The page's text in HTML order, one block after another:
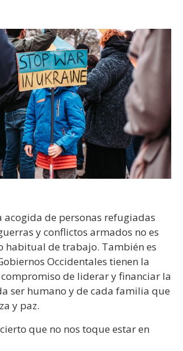
acogida de personas refugiadas
y conflictos armados no es
habitual de trabajo. También es
Occidentales tienen la
de liderar y financiar la
ser humano y de cada familia que
y paz.
que no nos toque estar en